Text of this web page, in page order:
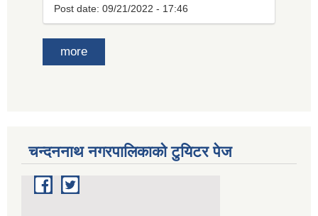
Post date: 09/21/2022 - 17:46
more
चन्दननाथ नगरपालिकाको टुयिटर पेज